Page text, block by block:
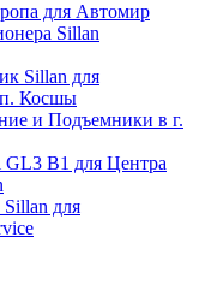
для Автомир
Sillan
Sillan для
п. Косшы
и Подъемники в г.
GL3 B1 для Центра
для